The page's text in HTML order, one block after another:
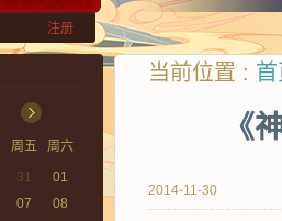
注册
周五
周六
31
01
07
08
当前位置 :
《
2014-11-30